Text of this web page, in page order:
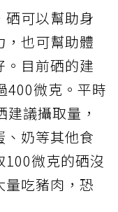
硒可以幫助身
，也可幫助體
。目前硒的建
400微克。平時
議攝取量，
、奶等其他食
微克的硒沒
量吃豬肉，恐